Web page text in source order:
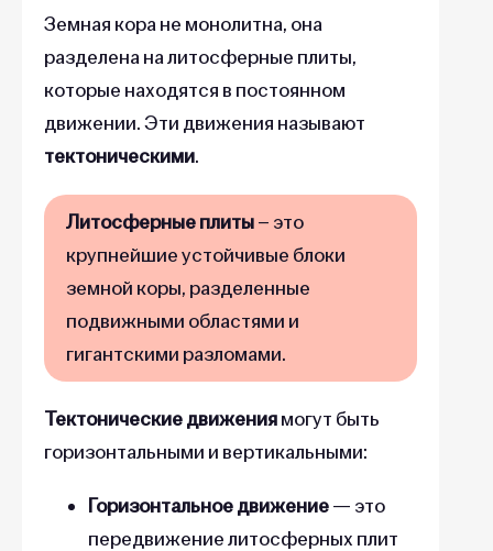
Земная кора не монолитна, она
разделена на литосферные плиты,
которые находятся в постоянном
движении. Эти движения называют
тектоническими.
Литосферные плиты– это
крупнейшие устойчивые блоки
земной коры, разделенные
подвижными областями и
гигантскими разломами.
Тектонические движениямогут быть
горизонтальными и вертикальными:
Горизонтальное движение— это
передвижение литосферных плит